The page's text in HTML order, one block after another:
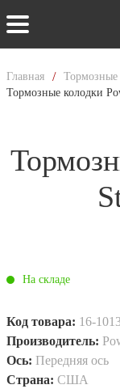
Главная / Тормозные
Тормозные колодки
На складе
Код товара: 16-
Производитель:
Ось: Передняя ось
Страна: США